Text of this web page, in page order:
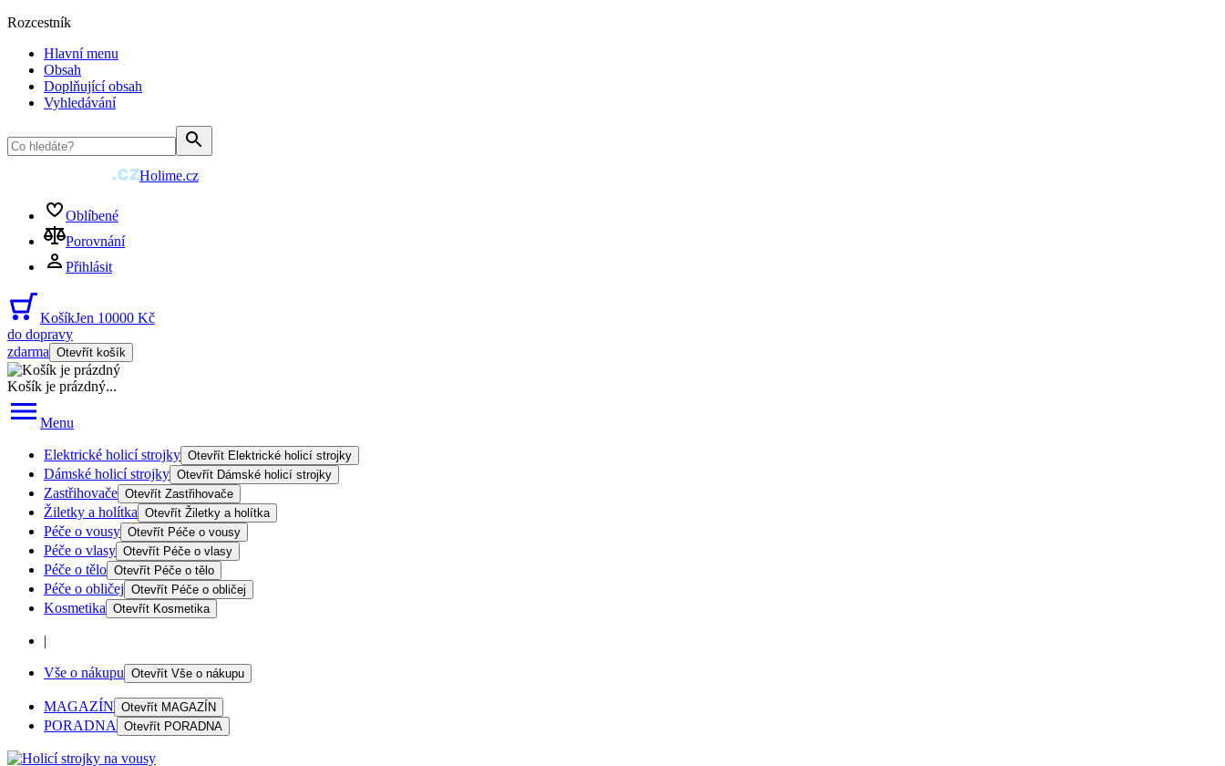
Rozcestník
Hlavní menu
Obsah
Doplňující obsah
Vyhledávání
Holime.cz
Oblíbené
Porovnání
Přihlásit
KošíkJen 10000 Kč
do dopravy
zdarma Otevřít košík
Košík je prázdný...
Menu
Elektrické holicí strojky Otevřít Elektrické holicí strojky
Dámské holicí strojky Otevřít Dámské holicí strojky
Zastřihovače Otevřít Zastřihovače
Žiletky a holítka Otevřít Žiletky a holítka
Péče o vousy Otevřít Péče o vousy
Péče o vlasy Otevřít Péče o vlasy
Péče o tělo Otevřít Péče o tělo
Péče o obličej Otevřít Péče o obličej
Kosmetika Otevřít Kosmetika
|
Vše o nákupu Otevřít Vše o nákupu
MAGAZÍN Otevřít MAGAZÍN
PORADNA Otevřít PORADNA